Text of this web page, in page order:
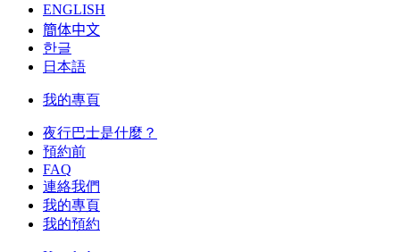
ENGLISH
簡体中文
한글
日本語
我的專頁
夜行巴士是什麼？
預約前
FAQ
連絡我們
我的專頁
我的預約